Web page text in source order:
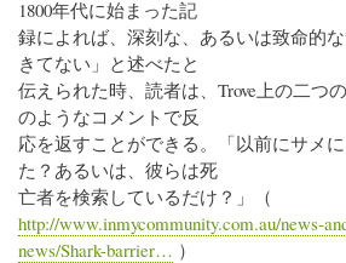
1800年代に始まった記
録によれば、深刻な、あるいは致命的
きてない」と述べたと
伝えられた時、読者は、Trove上の二つ
のようなコメントで反
応を返すことができる。「以前にサメ
た？あるいは、彼らは死
亡者を検索しているだけ？」（
http://www.inmycommunity.com.au/news-
news/Shark-barrier… ）